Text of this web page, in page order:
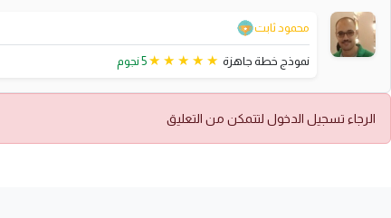
محمود ثابت
نموذج خطة جاهزة 5 نجوم
الرجاء تسجيل الدخول لتتمكن من التعليق